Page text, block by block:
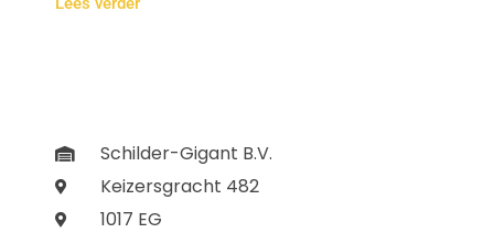
Schilder-Gigant B.V.
Keizersgracht 482
1017 EG